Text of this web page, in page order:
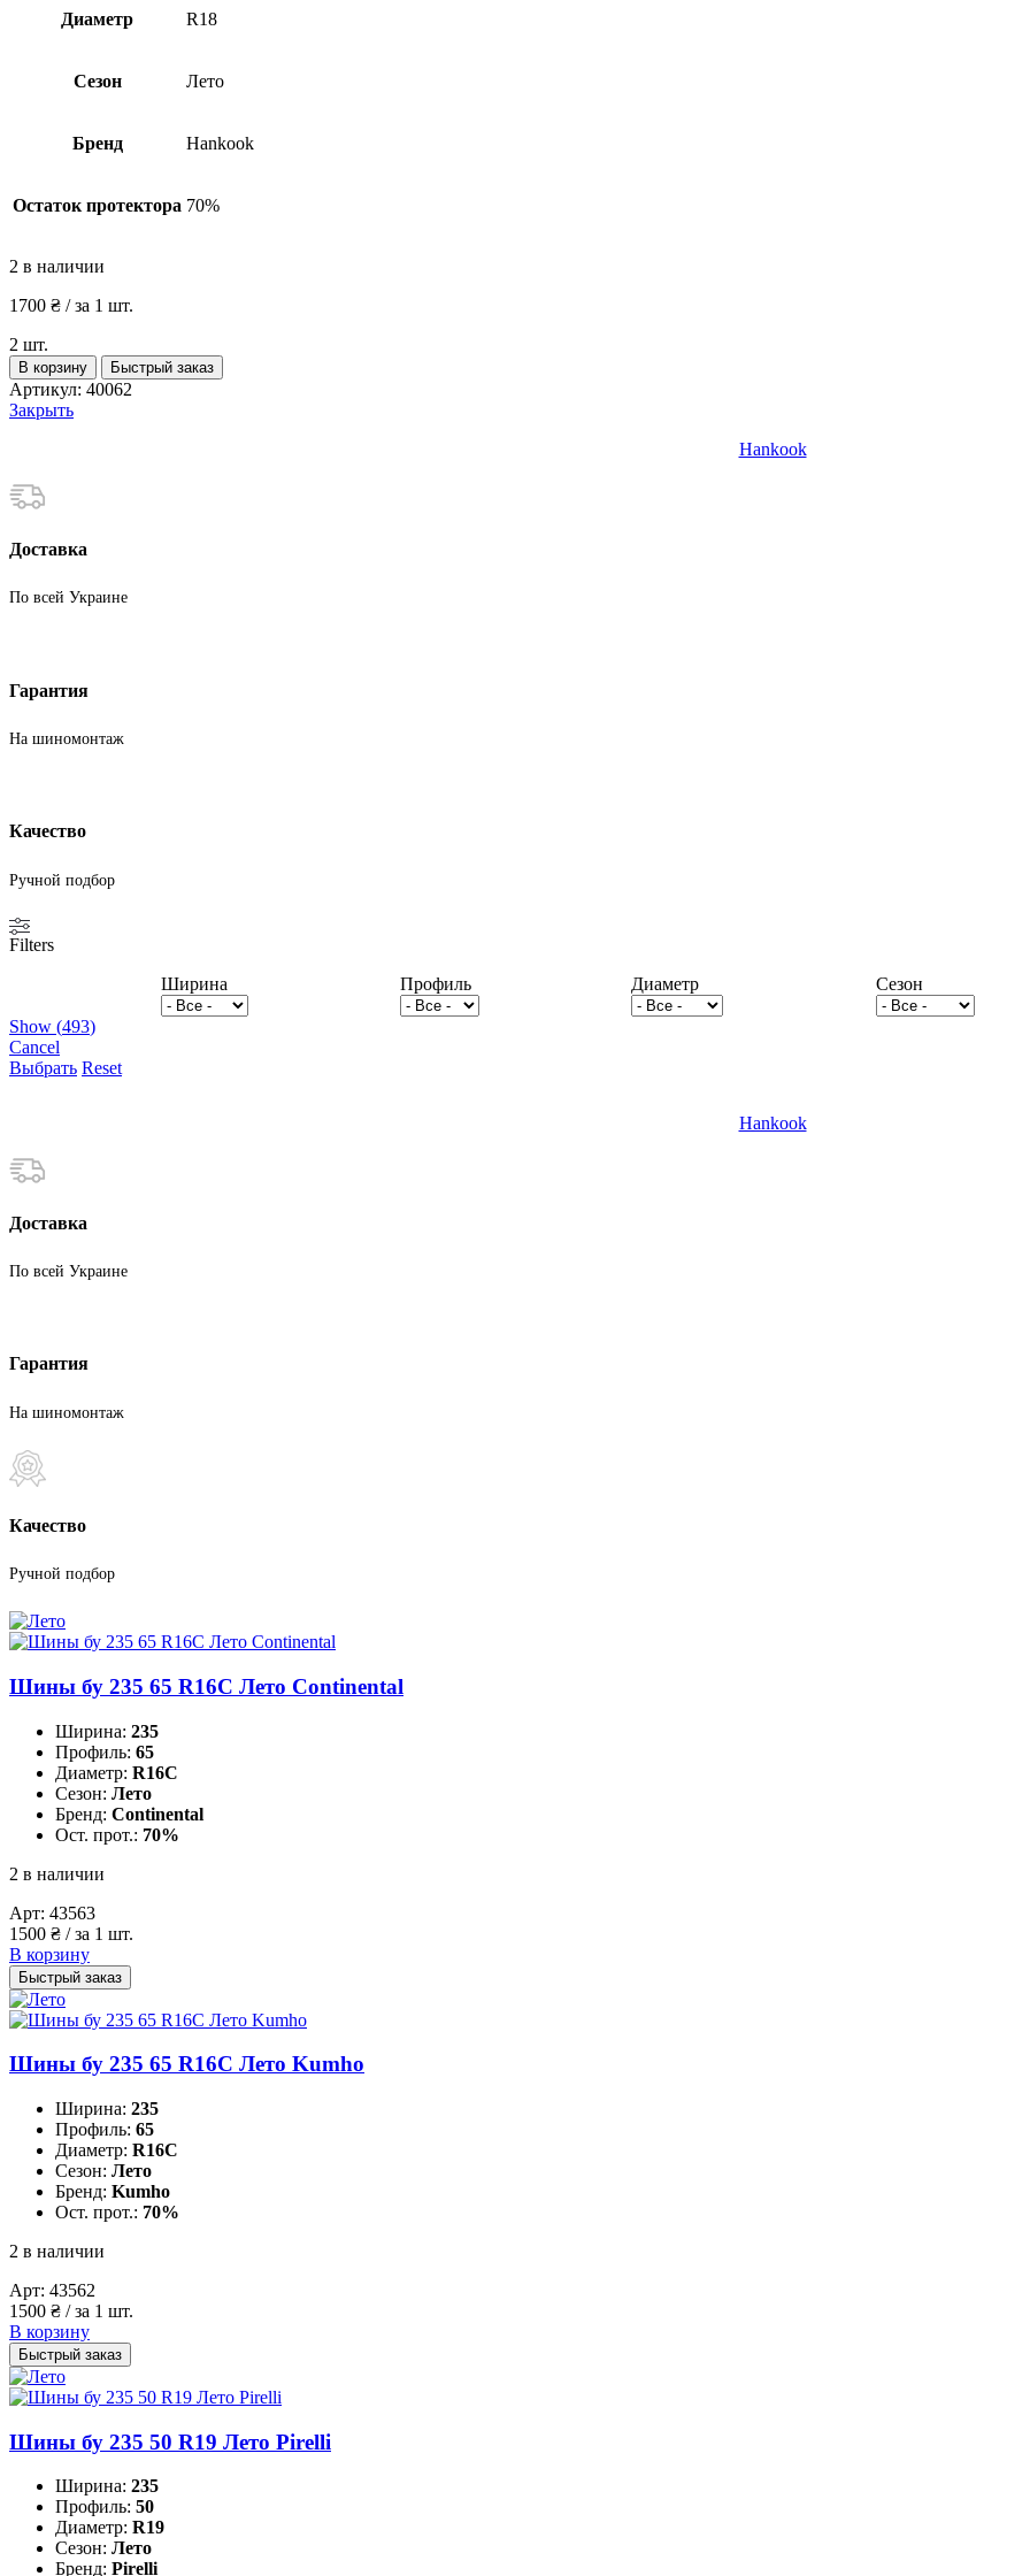
Диаметр R18
Сезон Лето
Бренд Hankook
Остаток протектора 70%
2 в наличии
1700 ₴ / за 1 шт.
2 шт.
Количество
товара
Шины
R18
Лето
В корзину Быстрый заказ
Артикул: 40062
Закрыть
Hankook
Доставка
По всей Украине
Гарантия
На шиномонтаж
Качество
Ручной подбор
Filters
Ширина
Профиль Диаметр Сезон
Show (493)
Cancel
Выбрать Reset
Hankook
Доставка
По всей Украине
Гарантия
На шиномонтаж
Качество
Ручной подбор
Шины бу 235 65 R16C Лето Continental
Ширина: 235
Профиль: 65
Диаметр: R16C
Сезон: Лето
Бренд: Continental
Ост. прот.: 70%
2 в наличии
Арт: 43563
1500 ₴ / за 1 шт.
В корзину
Быстрый заказ
Шины бу 235 65 R16C Лето Kumho
Ширина: 235
Профиль: 65
Диаметр: R16C
Сезон: Лето
Бренд: Kumho
Ост. прот.: 70%
2 в наличии
Арт: 43562
1500 ₴ / за 1 шт.
В корзину
Быстрый заказ
Шины бу 235 50 R19 Лето Pirelli
Ширина: 235
Профиль: 50
Диаметр: R19
Сезон: Лето
Бренд: Pirelli